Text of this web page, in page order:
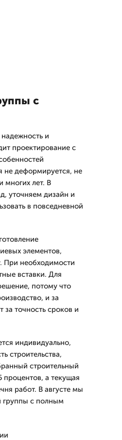
с
и
проектирование с
не деформируется, не
многих лет. В
уточняем дизайн и
в повседневной
элементов,
При необходимости
вставки. Для
потому что
и за
за точность сроков и
индивидуально,
строительства,
строительный
процентов, а текущая
работ. В августе мы
группы с полным